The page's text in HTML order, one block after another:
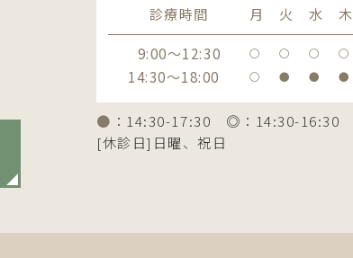
診療時間 月 火 水 木
9:00～12:30
〇 〇 〇 〇
14:30～18:00 〇 ● ● ●
● ：14:30-17:30 ◎：14:30-16:30
[休診日]日曜、祝日